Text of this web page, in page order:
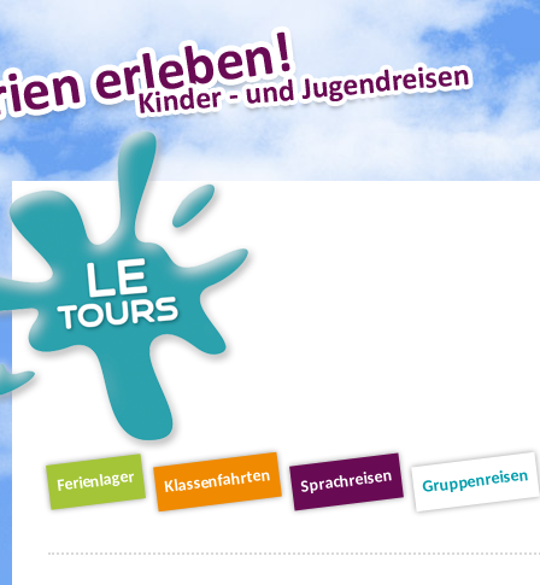
Schnellnavigation
Navigation
Ferienlager Klassenfahrten Sprachreisen Gruppenreisen